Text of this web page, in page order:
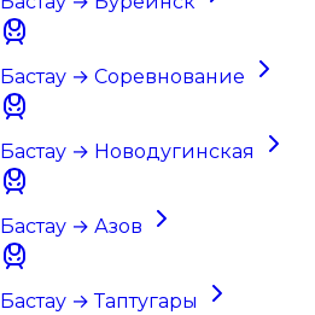
Бастау → Соревнование
Бастау → Новодугинская
Бастау → Азов
Бастау → Таптугары